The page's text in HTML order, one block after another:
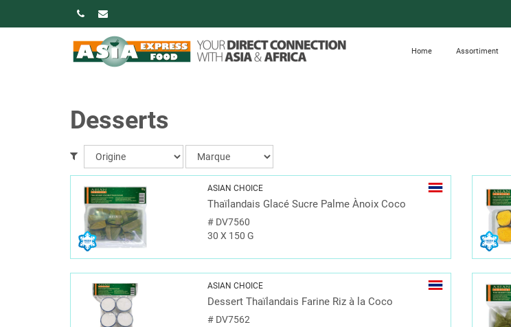
Home Assortiment
Desserts
ASIAN CHOICE
Thaïlandais Glacé Sucre Palme Ànoix Coco
# DV7560
30 X 150 G
ASIAN CHOICE
Dessert Thaïlandais Farine Riz à la Coco
# DV7562